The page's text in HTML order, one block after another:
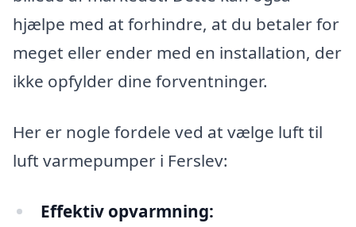
hjælpe med at forhindre, at du betaler for
meget eller ender med en installation, der
ikke opfylder dine forventninger.
Her er nogle fordele ved at vælge luft til
luft varmepumper i Ferslev:
Effektiv opvarmning: